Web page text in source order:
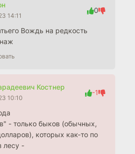
14:11
0
Вождь на редкость
Костнер
10:10
-1
- только быков (обычных,
которых как-то по
лесу -